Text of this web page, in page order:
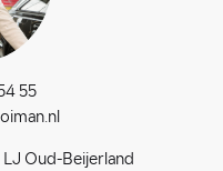
55
LJ Oud-Beijerland